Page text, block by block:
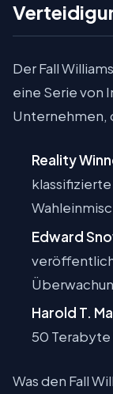
Der Fall
eine Serie von
Unternehmen,
Reality
Edward
Harold T.
50 Terabyte
Was den Fall